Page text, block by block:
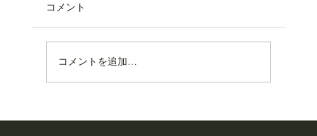
コメント
コメントを追加…